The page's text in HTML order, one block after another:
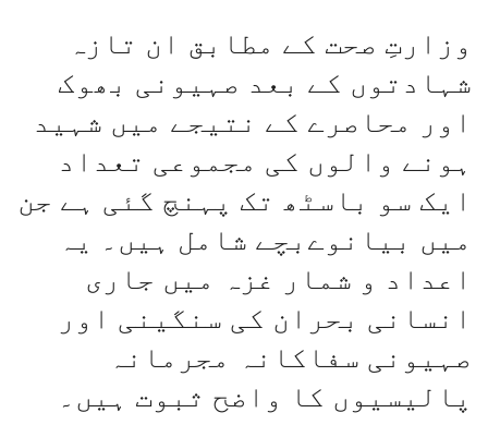
وزارتِ صحت کے مطابق ان تازہ
شہادتوں کے بعد صہیونی بھوک
اور محاصرے کے نتیجے میں شہید
ہونے والوں کی مجموعی تعداد
ایک سو باسٹھ تک پہنچ گئی ہے جن
میں بیانوےبچے شامل ہیں۔ یہ
اعداد و شمار غزہ میں جاری
انسانی بحران کی سنگینی اور
صہیونی سفاکانہ مجرمانہ
پالیسیوں کا واضح ثبوت ہیں۔